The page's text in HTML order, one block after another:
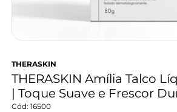
THERASKIN
THERASKIN Amília Talco
| Toque Suave e Frescor
16500